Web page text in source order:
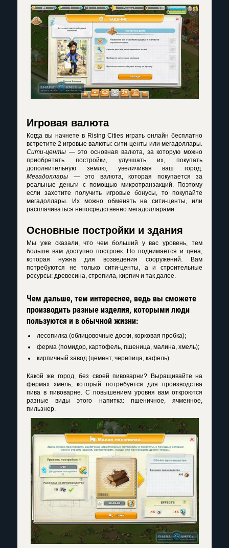
Игровая валюта
Когда вы начнете в Rising Cities играть онлайн бесплатно
встретите 2 игровые валюты: сити-центы или мегадоллары.
Сити-центы — это основная валюта, за которую можно
приобретать постройки, улучшать их, покупать
дополнительную землю, увеличивая ваш город.
Мегадоллары — это валюта, которая покупается за
реальные деньги с помощью микротранзакций. Поэтому
если захотите получить игровые бонусы, то покупайте
мегадоллары. Их можно обменять на сити-центы, или
расплачиваться непосредственно мегадолларами.
Основные постройки и здания
Мы уже сказали, что чем больший у вас уровень, тем
больше вам доступно построек. Но поднимается и цена,
которая нужна для возведения сооружений. Вам
потребуются не только сити-центы, а и строительные
ресурсы: древесина, стропила, кирпич и так далее.
Чем дальше, тем интереснее, ведь вы сможете
производить разные изделия, которыми люди
пользуются и в обычной жизни:
лесопилка (облицовочные доски, корковая пробка);
ферма (помидор, картофель, пшеница, малина, хмель);
кирпичный завод (цемент, черепица, кафель).
Какой же город, без своей пивоварни? Выращивайте на
фермах хмель, который потребуется для производства
пива в пивоварне. С повышением уровня вам откроются
разные виды этого напитка: пшеничное, ячменное,
пильзнер.